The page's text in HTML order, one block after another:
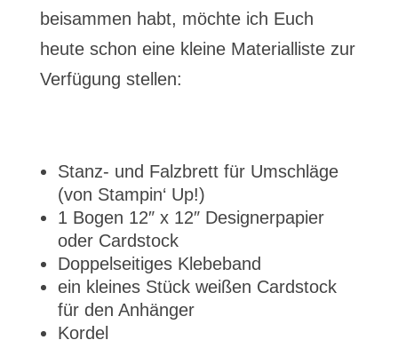
beisammen habt, möchte ich Euch
heute schon eine kleine Materialliste zur
Verfügung stellen:
Stanz- und Falzbrett für Umschläge
(von Stampin‘ Up!)
1 Bogen 12″ x 12″ Designerpapier
oder Cardstock
Doppelseitiges Klebeband
ein kleines Stück weißen Cardstock
für den Anhänger
Kordel